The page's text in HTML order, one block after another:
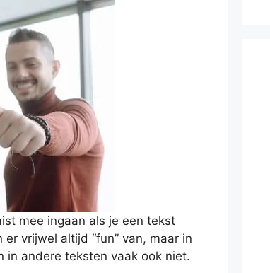
mee ingaan als je een tekst
vrijwel altijd “fun” van, maar in
in andere teksten vaak ook niet.